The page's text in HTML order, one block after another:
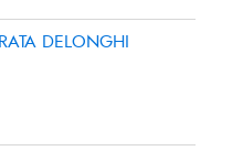
DELONGHI